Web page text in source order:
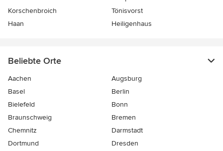
Korschenbroich
Tönisvorst
Haan
Heiligenhaus
Beliebte Orte
Aachen
Augsburg
Basel
Berlin
Bielefeld
Bonn
Braunschweig
Bremen
Chemnitz
Darmstadt
Dortmund
Dresden